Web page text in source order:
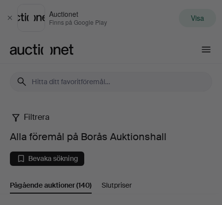
Stäng
Auctionet
Finns på Google Play Visa
Alla
föremål
på
Borås
Filtrera
Alla föremål på Borås Auktionshall
Bevaka sökning
Pågående auktioner(140) Slutpriser